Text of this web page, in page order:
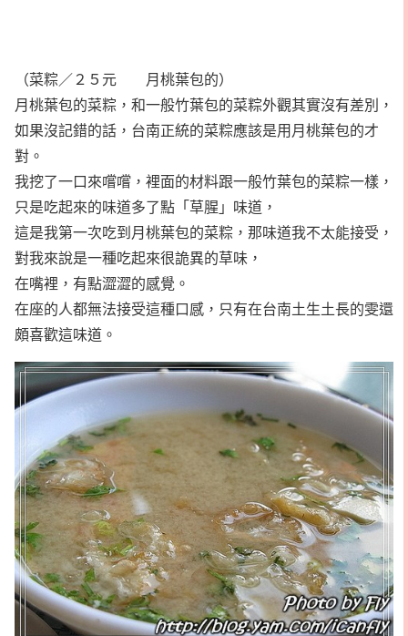
（菜粽／２５元 月桃葉包的）
月桃葉包的菜粽，和一般竹葉包的菜粽外觀其實沒有差別，
如果沒記錯的話，台南正統的菜粽應該是用月桃葉包的才
對。
我挖了一口來嚐嚐，裡面的材料跟一般竹葉包的菜粽一樣，
只是吃起來的味道多了點「草腥」味道，
這是我第一次吃到月桃葉包的菜粽，那味道我不太能接受，
對我來說是一種吃起來很詭異的草味，
在嘴裡，有點澀澀的感覺。
在座的人都無法接受這種口感，只有在台南土生土長的雯還
頗喜歡這味道。